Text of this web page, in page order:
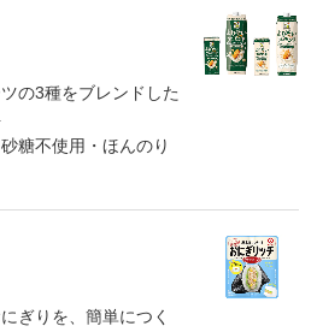
の3種をブレンドした
糖不使用・ほんのり
ぎりを、簡単につく